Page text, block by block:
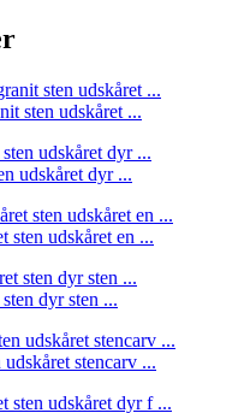
sten udskåret ...
udskåret dyr ...
sten udskåret en ...
dyr sten ...
stencarv ...